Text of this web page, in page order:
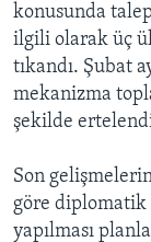
konusunda
ilgili olarak üç
tıkandı. Şubat
mekanizma
şekilde
Son
göre diplomatik
yapılması